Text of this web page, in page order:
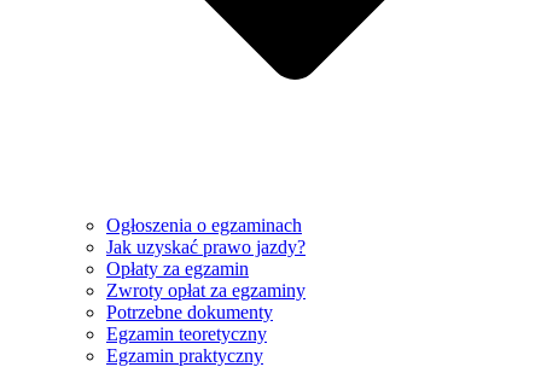
Ogłoszenia o egzaminach
Jak uzyskać prawo jazdy?
Opłaty za egzamin
Zwroty opłat za egzaminy
Potrzebne dokumenty
Egzamin teoretyczny
Egzamin praktyczny